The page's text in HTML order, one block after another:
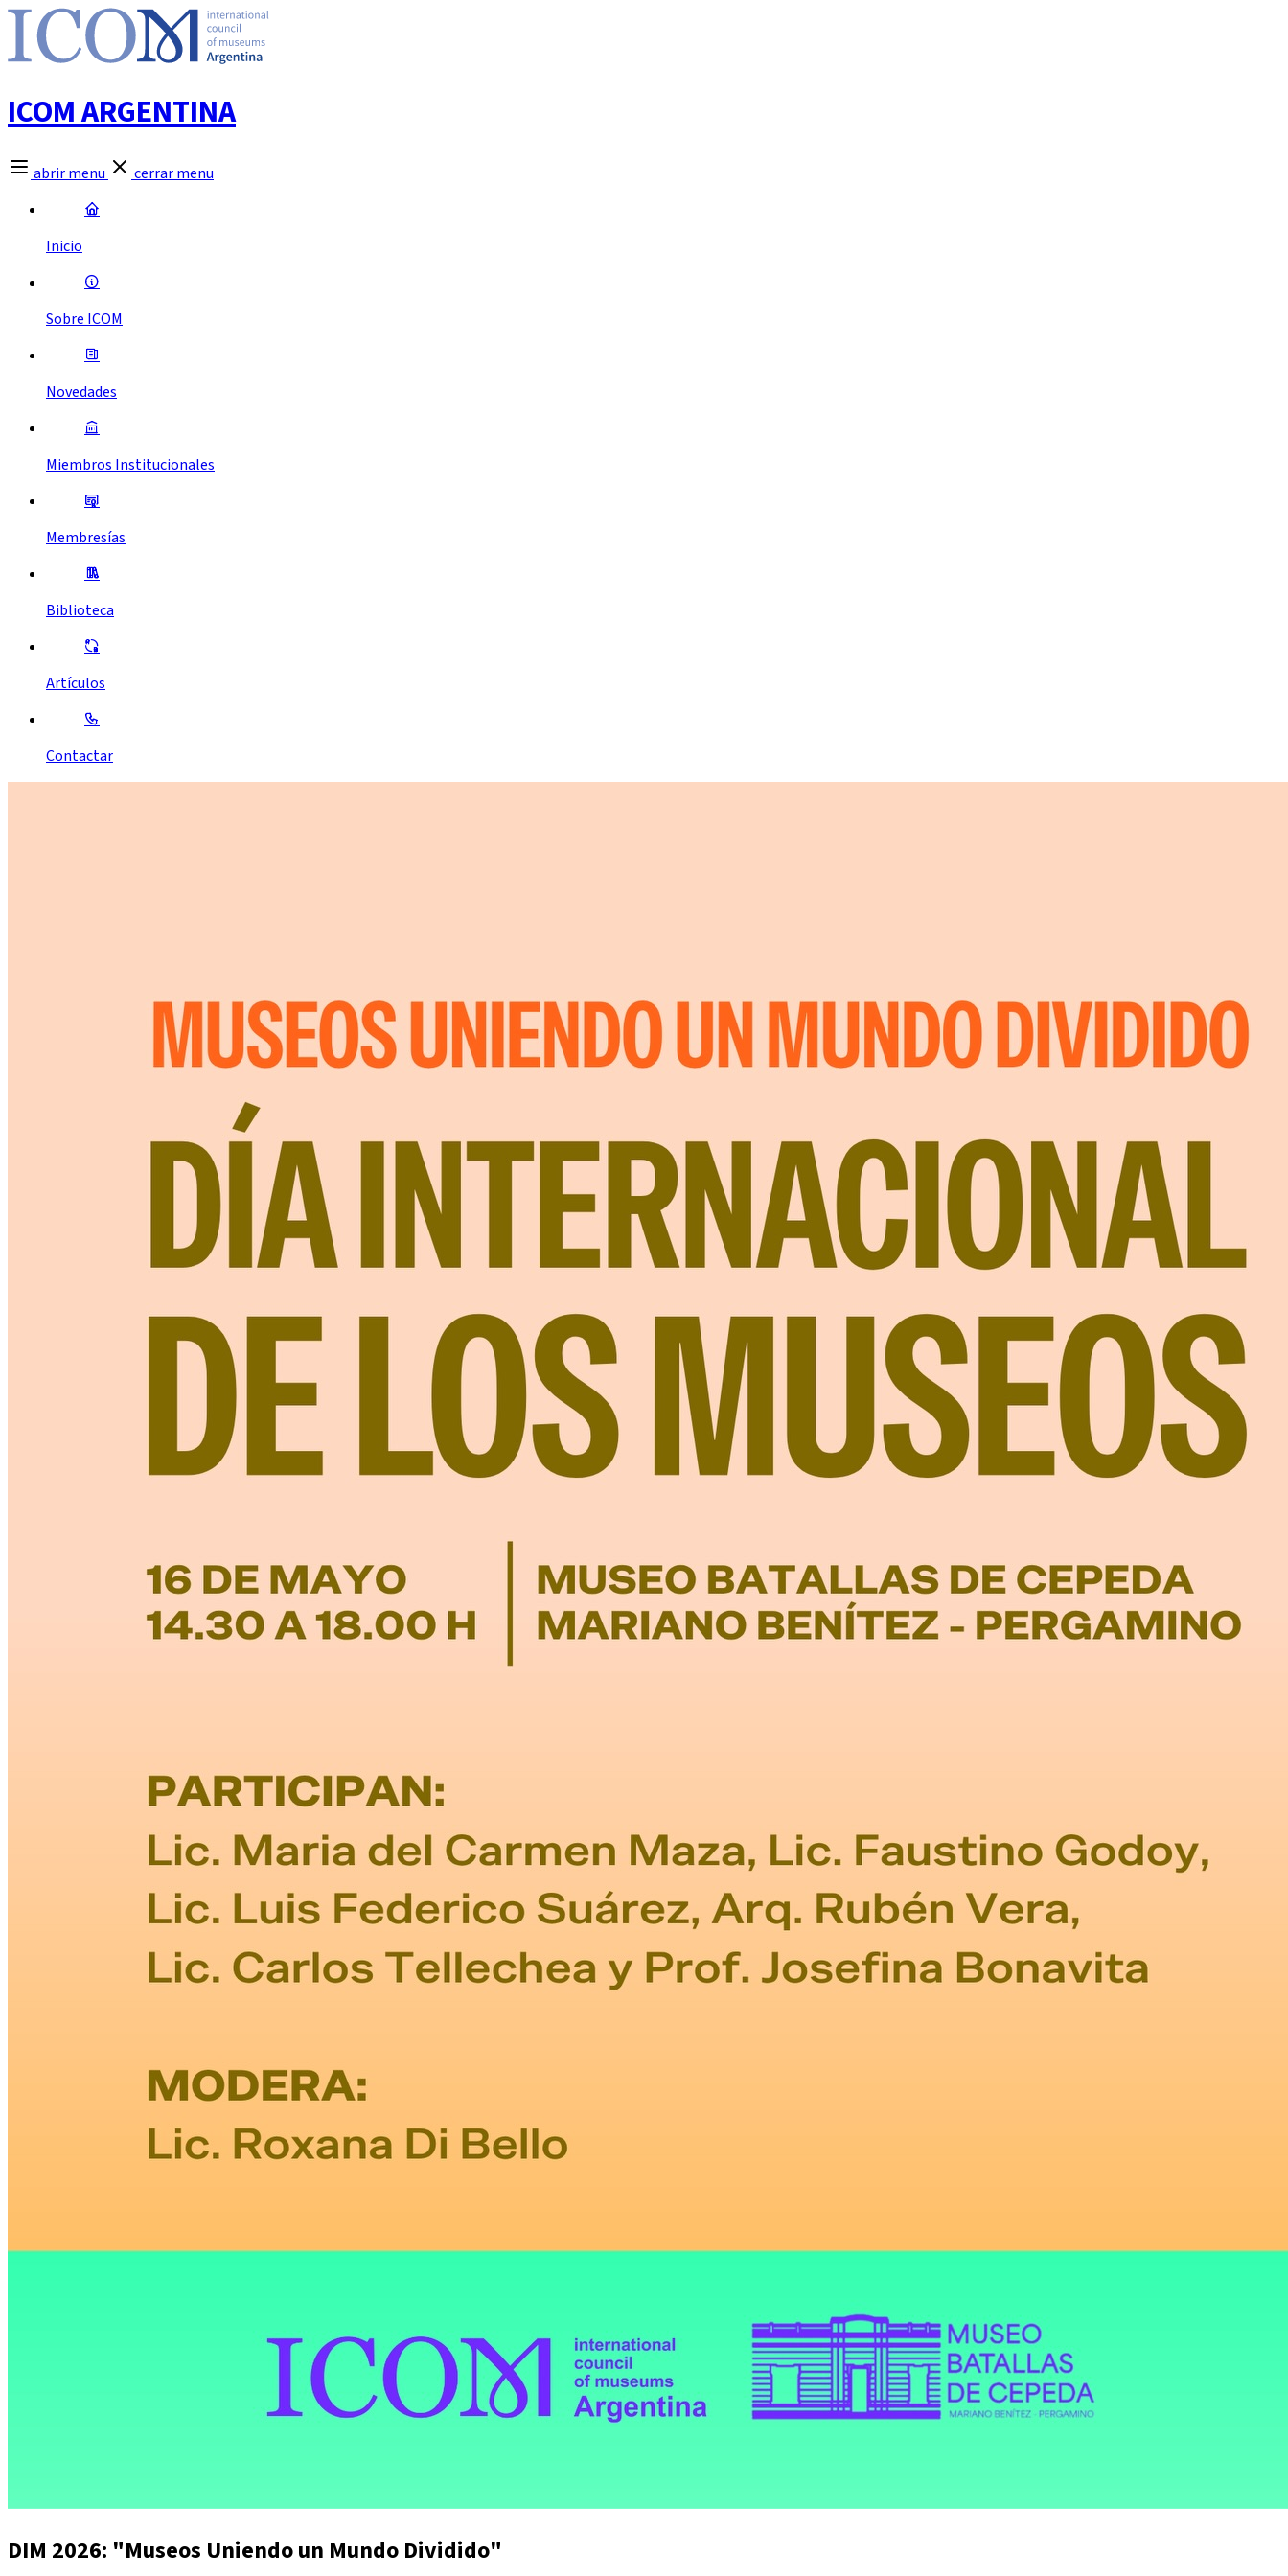
ICOM ARGENTINA
abrir menu cerrar menu
Inicio
Sobre ICOM
Novedades
Miembros Institucionales
Membresías
Biblioteca
Artículos
Contactar
DIM 2026: "Museos Uniendo un Mundo Dividido"